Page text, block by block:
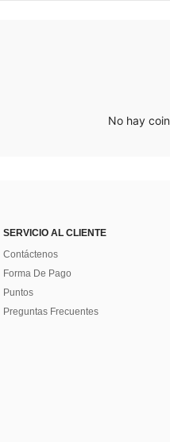
No hay
SERVICIO AL CLIENTE
Contáctenos
Forma De Pago
Puntos
Preguntas Frecuentes